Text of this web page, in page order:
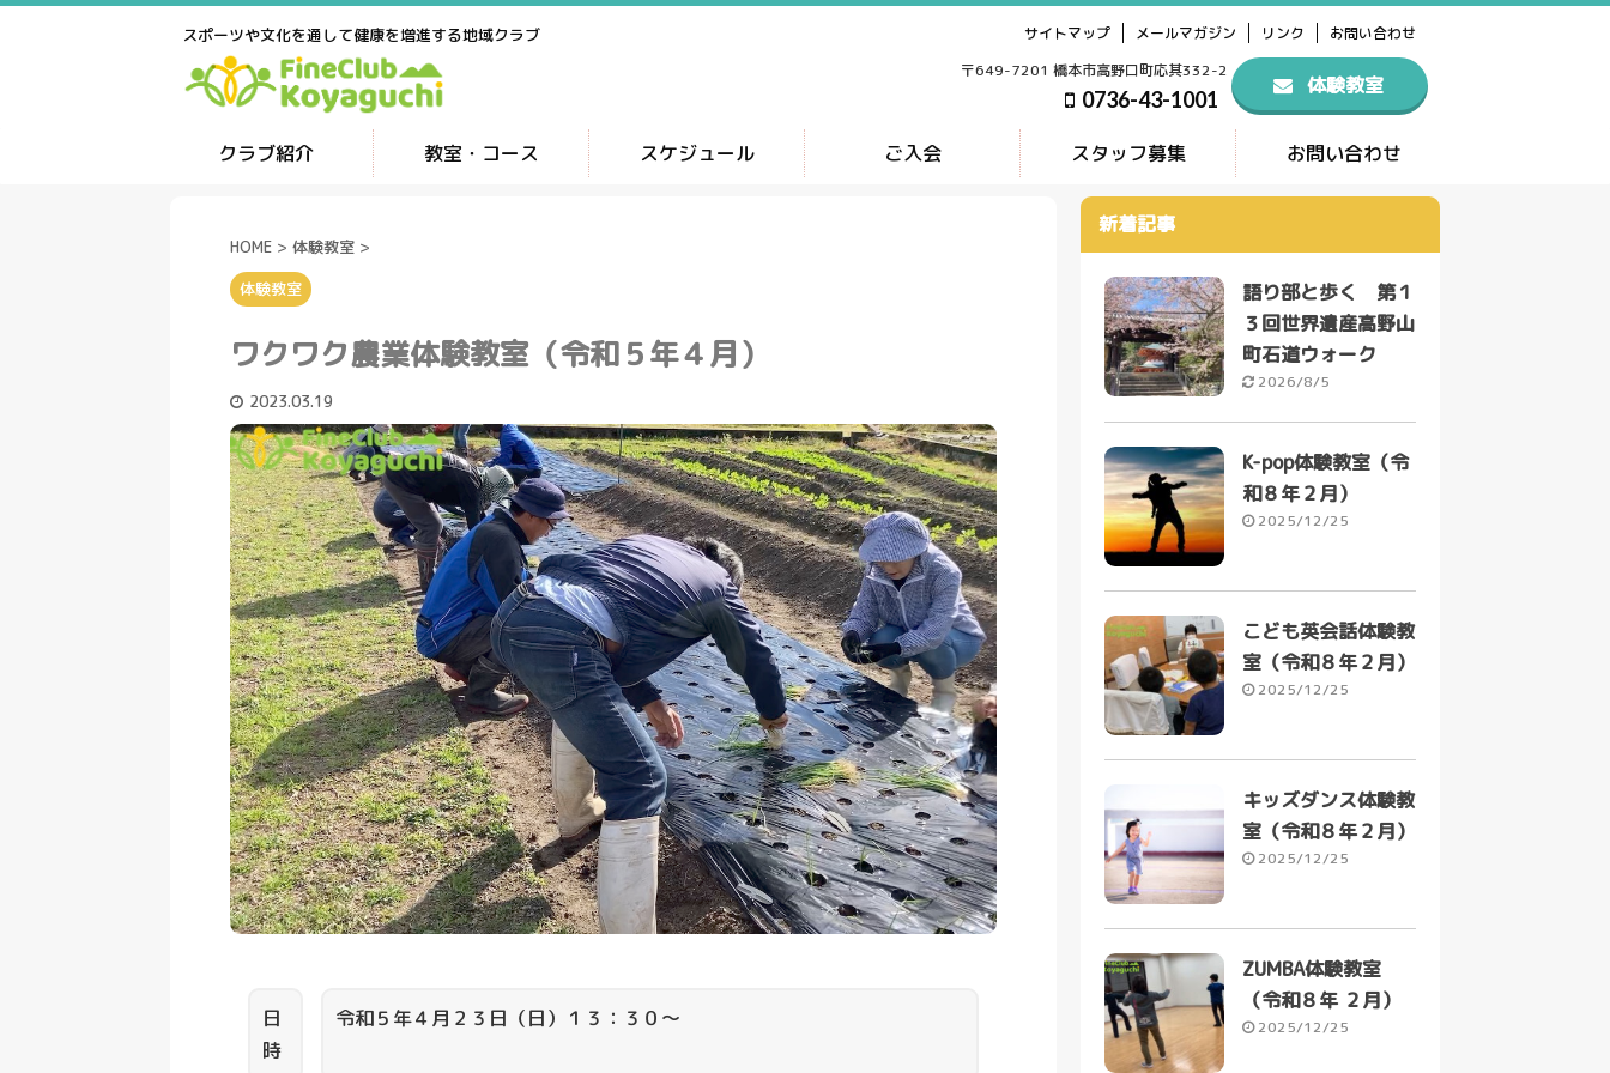
スポーツや文化を通して健康を増進する地域クラブ サイトマップ メールマガジン リンク お問い合わせ
0736-43-1001
体験教室
〒649-7201 橋本市高野口町応其332-2
クラブ紹介 教室・コース スケジュール ご入会 スタッフ募集 お問い合わせ
HOME > 体験教室 >
体験教室
ワクワク農業体験教室（令和５年４月）
2023.03.19
日
時
令和５年４月２３日（日）１３：３０～
新着記事
語り部と歩く 第１
３回世界遺産高野山
町石道ウォーク
2026/8/5
K-pop体験教室（令
和８年２月）
2025/12/25
こども英会話体験教
室（令和８年２月）
2025/12/25
キッズダンス体験教
室（令和８年２月）
2025/12/25
ZUMBA体験教室
（令和８年 ２月）
2025/12/25